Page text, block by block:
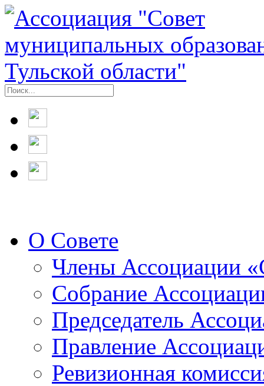
О Совете
Члены Ассоциации
Собрание
Председатель
Правление
Ревизионная